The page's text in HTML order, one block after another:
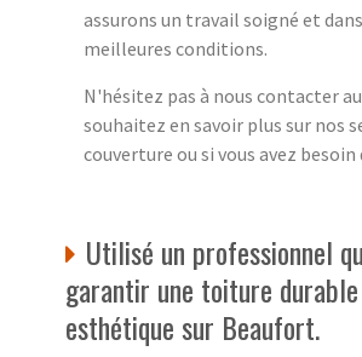
assurons un travail soigné et
meilleures conditions.
N'hésitez pas à nous contacter au
souhaitez en savoir plus sur nos
couverture ou si vous avez besoin
Utilisé un professionnel
garantir une toiture
esthétique sur Beaufort.